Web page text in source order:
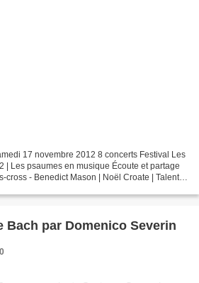
17 novembre 2012 8 concerts Festival Les
| Les psaumes en musique Écoute et partage
cross - Benedict Mason | Noël Croate | Talents
Bach par Domenico Severin